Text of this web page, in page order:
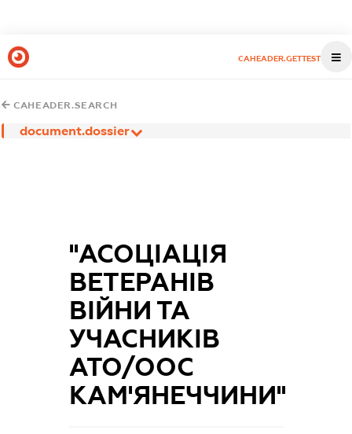
CAHEADER.GETTEST
CAHEADER.SEARCH
document.dossier
''АСОЦІАЦІЯ
ВЕТЕРАНІВ
ВІЙНИ ТА
УЧАСНИКІВ
АТО/ООС
КАМ'ЯНЕЧЧИНИ''